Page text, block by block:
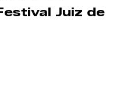
Juiz de